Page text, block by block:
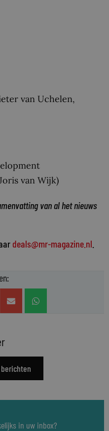
van Uchelen,
van Wijk)
van al het nieuws
deals@mr-magazine.nl
in uw inbox?